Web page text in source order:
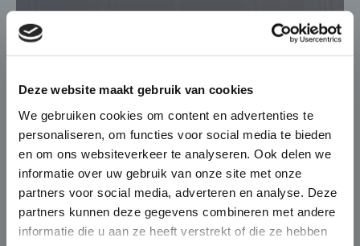
Deze website maakt gebruik van cookies
We gebruiken cookies om content en advertenties te
personaliseren, om functies voor social media te bieden
en om ons websiteverkeer te analyseren. Ook delen we
informatie over uw gebruik van onze site met onze
partners voor social media, adverteren en analyse. Deze
partners kunnen deze gegevens combineren met andere
informatie die u aan ze heeft verstrekt of die ze hebben
BUVO 4.0 , Vision becomes reality
Na een korte bouwtijd van minder dan 6
maanden is het…
Mobility
De automobiel markt verandert
snel en BUVO Castings speelt hier
naadloos op in met haar
complexe en high end gietdelen
die zorgen voor
×